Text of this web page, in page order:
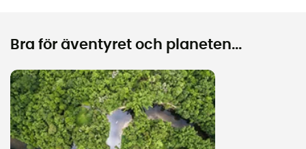
Bra för äventyret och planeten...